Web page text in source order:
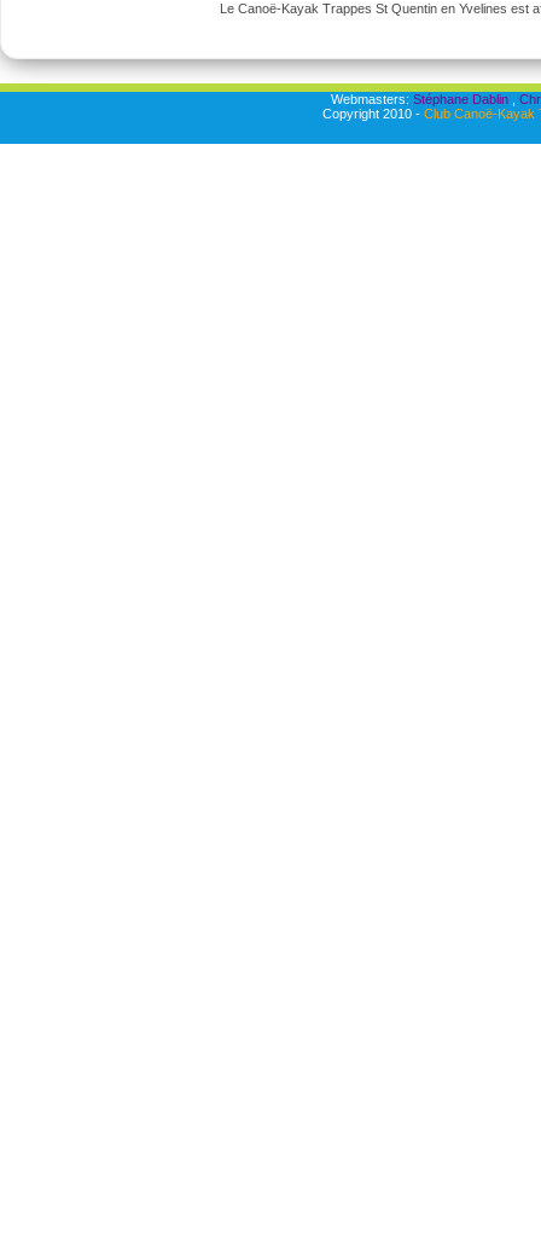
Le Canoë-Kayak Trappes St Quentin en Yvelines est
Webmasters: Stéphane Dablin,
Copyright 2010 - Club Canoë-Kayak